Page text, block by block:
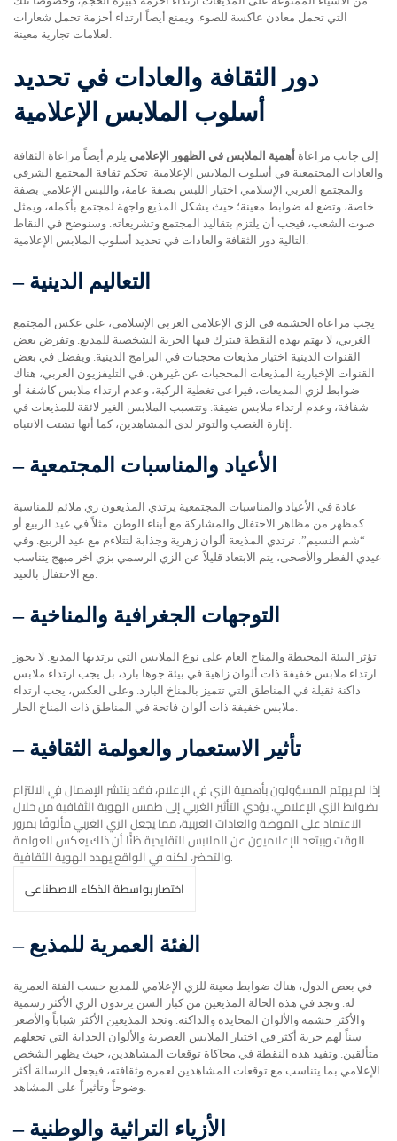
التي تحمل معادن عاكسة للضوء. ويمنع أيضاً ارتداء أحزمة تحمل شعارات
دور الثقافة والعادات في تحديد
أسلوب الملابس الإعلامية
إلى جانب مراعاة أهمية الملابس في الظهور الإعلامي يلزم أيضاً مراعاة الثقافة
والعادات المجتمعية في أسلوب الملابس الإعلامية. تحكم ثقافة المجتمع الشرقي
والمجتمع العربي الإسلامي اختيار اللبس بصفة عامة، واللبس الإعلامي بصفة
خاصة، وتضع له ضوابط معينة؛ حيث يشكل المذيع واجهة لمجتمع بأكمله، ويمثل
صوت الشعب، فيجب أن يلتزم بتقاليد المجتمع وتشريعاته. وسنوضح في النقاط
– التعاليم الدينية
يجب مراعاة الحشمة في الزي الإعلامي العربي الإسلامي، على عكس المجتمع
الغربي، لا يهتم بهذه النقطة فيترك فيها الحرية الشخصية للمذيع. وتفرض بعض
القنوات الدينية اختيار مذيعات محجبات في البرامج الدينية. ويفضل في بعض
القنوات الإخبارية المذيعات المحجبات عن غيرهن. في التليفزيون العربي، هناك
ضوابط لزي المذيعات، فيراعى تغطية الركبة، وعدم ارتداء ملابس كاشفة أو
شفافة، وعدم ارتداء ملابس ضيقة. وتتسبب الملابس الغير لائقة للمذيعات في
– الأعياد والمناسبات المجتمعية
عادة في الأعياد والمناسبات المجتمعية يرتدي المذيعون زي ملائم للمناسبة
كمظهر من مظاهر الاحتفال والمشاركة مع أبناء الوطن. مثلاً في عيد الربيع أو
“شم النسيم”، ترتدي المذيعة ألوان زهرية وجذابة لتتلاءم مع عيد الربيع. وفي
عيدي الفطر والأضحى، يتم الابتعاد قليلاً عن الزي الرسمي بزي آخر مبهج يتناسب
– التوجهات الجغرافية والمناخية
تؤثر البيئة المحيطة والمناخ العام على نوع الملابس التي يرتديها المذيع. لا يجوز
ارتداء ملابس خفيفة ذات ألوان زاهية في بيئة جوها بارد، بل يجب ارتداء ملابس
داكنة ثقيلة في المناطق التي تتميز بالمناخ البارد. وعلى العكس، يجب ارتداء
– تأثير الاستعمار والعولمة الثقافية
إذا لم يهتم المسؤولون بأهمية الزي في الإعلام، فقد ينتشر الإهمال في الالتزام
بضوابط الزي الإعلامي. يؤدي التأثير الغربي إلى طمس الهوية الثقافية من خلال
الاعتماد على الموضة والعادات الغربية، مما يجعل الزي الغربي مألوفًا بمرور
الوقت ويبتعد الإعلاميون عن الملابس التقليدية ظنًّا أن ذلك يعكس العولمة
والتحضر، لكنه في الواقع يهدد الهوية الثقافية.
اختصار بواسطة الذكاء الاصطناعى
– الفئة العمرية للمذيع
في بعض الدول، هناك ضوابط معينة للزي الإعلامي للمذيع حسب الفئة العمرية
له. ونجد في هذه الحالة المذيعين من كبار السن يرتدون الزي الأكثر رسمية
والأكثر حشمة والألوان المحايدة والداكنة. ونجد المذيعين الأكثر شباباً والأصغر
سناً لهم حرية أكثر في اختيار الملابس العصرية والألوان الجذابة التي تجعلهم
متألقين. وتفيد هذه النقطة في محاكاة توقعات المشاهدين، حيث يظهر الشخص
الإعلامي بما يتناسب مع توقعات المشاهدين لعمره وثقافته، فيجعل الرسالة أكثر
– الأزياء التراثية والوطنية